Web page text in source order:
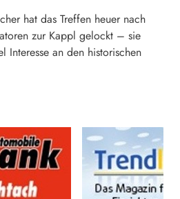
hat das Treffen heuer nach
zur Kappl gelockt – sie
Interesse an den historischen